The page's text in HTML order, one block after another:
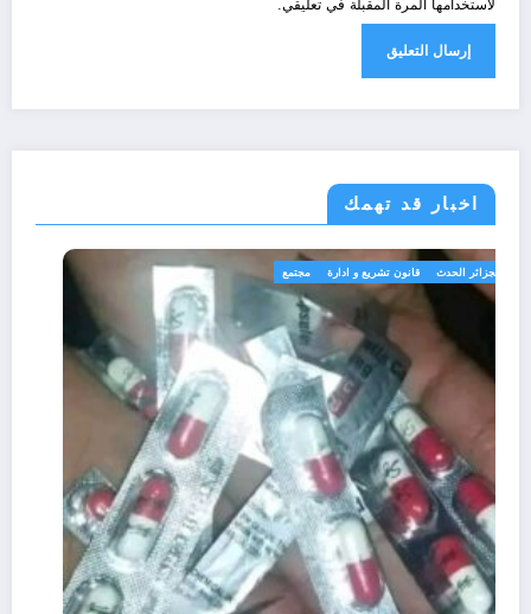
لاستخدامها المرة المقبلة في تعليقي.
اخبار قد تهمك
الجزائر الحدث قانون تشريع و ادارة مجتمع